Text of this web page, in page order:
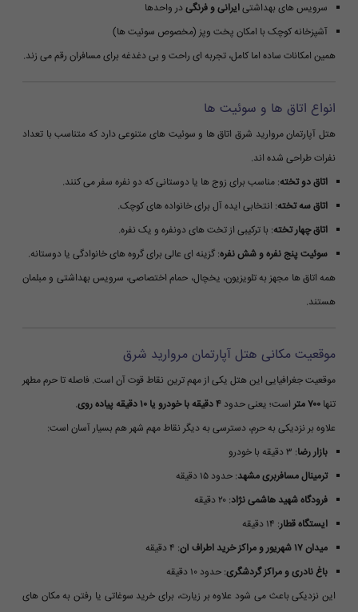
سرویس های بهداشتیایرانی و فرنگیدر واحدها
آشپزخانه کوچک با امکان پخت وپز (مخصوص سوئیت ها)
همین امکانات ساده اما کامل، تجربه ای راحت و بی دغدغه برای مسافران رقم می زند.
انواع اتاق ها و سوئیت ها
هتل آپارتمان مروارید شرق اتاق ها و سوئیت های متنوعی دارد که متناسب با تعداد
نفرات طراحی شده اند.
اتاق دو تخته: مناسب برای زوج ها یا دوستانی که دو نفره سفر می کنند.
اتاق سه تخته: انتخابی ایده آل برای خانواده های کوچک.
اتاق چهار تخته: با ترکیبی از تخت های دونفره و یک نفره.
سوئیت پنج نفره و شش نفره: گزینه ای عالی برای گروه های خانوادگی یا دوستانه.
همه اتاق ها مجهز به تلویزیون، یخچال، حمام اختصاصی، سرویس بهداشتی و مبلمان
هستند.
موقعیت مکانی هتل آپارتمان مروارید شرق
موقعیت جغرافیایی این هتل یکی از مهم ترین نقاط قوت آن است. فاصله تا حرم مطهر
تنها ۷۰۰ متر است؛ یعنی حدود ۴ دقیقه با خودرو یا ۱۰ دقیقه پیاده روی
.
علاوه بر نزدیکی به حرم، دسترسی به دیگر نقاط مهم شهر هم بسیار آسان است:
بازار رضا: ۳ دقیقه با خودرو
ترمینال مسافربری مشهد: حدود ۱۵ دقیقه
فرودگاه شهید هاشمی نژاد: ۲۰ دقیقه
ایستگاه قطار: ۱۴ دقیقه
میدان ۱۷ شهریور و مراکز خرید اطراف آن
: ۴ دقیقه
باغ نادری و مراکز گردشگری: حدود ۱۰ دقیقه
این نزدیکی باعث می شود علاوه بر زیارت، برای خرید سوغاتی یا رفتن به مکان های